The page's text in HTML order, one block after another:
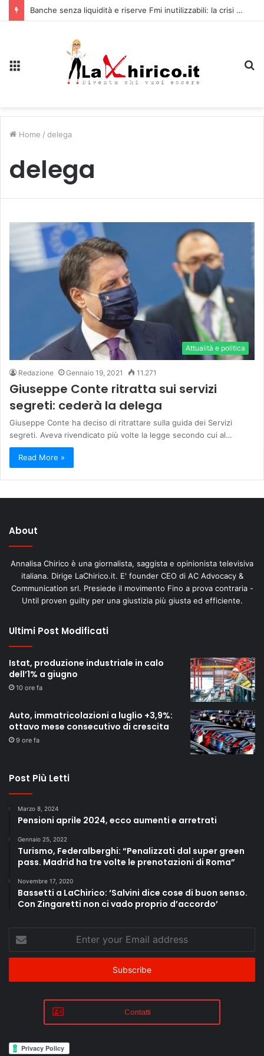
Banche senza liquidità e riserve Fmi inutilizzabili: la crisi dell’economia russa
Home / delega
delega
Attualità e politica
Redazione Gennaio 19, 2021 11.271
Giuseppe Conte ritratta sui servizi
segreti: cederà la delega
Giuseppe Conte ha deciso di ritrattare sulla guida dei Servizi
segreti. Aveva rivendicato più volte la legge secondo cui al…
Read More »
About
Annalisa Chirico è una giornalista, saggista e opinionista televisiva
italiana. Dirige LaChirico.it. E' founder CEO di AC Advocacy &
Communication srl. Presiede il movimento Fino a prova contraria -
Until proven guilty per una giustizia più giusta ed efficiente.
Ultimi Post Modificati
Istat, produzione industriale in calo
dell’1% a giugno
10 ore fa
Auto, immatricolazioni a luglio +3,9%:
ottavo mese consecutivo di crescita
9 ore fa
Post Più Letti
Marzo 8, 2024
Pensioni aprile 2024, ecco aumenti e arretrati
Gennaio 25, 2022
Turismo, Federalberghi: “Penalizzati dal super green
pass. Madrid ha tre volte le prenotazioni di Roma”
Novembre 17, 2020
Bassetti a LaChirico: ‘Salvini dice cose di buon senso.
Con Zingaretti non ci vado proprio d’accordo’
your
Email
Contatti